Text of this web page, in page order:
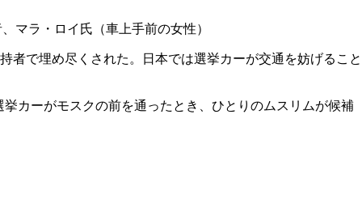
マラ・ロイ氏（車上手前の女性）
者で埋め尽くされた。日本では選挙カーが交通を妨げること
カーがモスクの前を通ったとき、ひとりのムスリムが候補